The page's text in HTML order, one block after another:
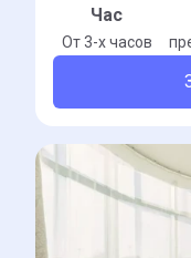
Час
От 3-x часов